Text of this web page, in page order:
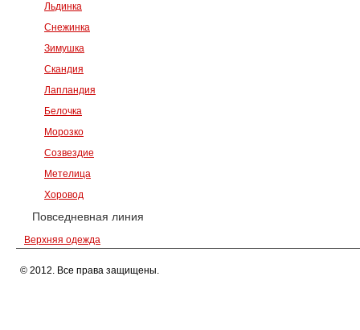
Льдинка
Снежинка
Зимушка
Скандия
Лапландия
Белочка
Морозко
Созвездие
Метелица
Хоровод
Повседневная линия
Верхняя одежда
© 2012. Все права защищены.